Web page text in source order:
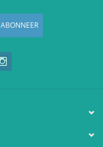
ABONNEER